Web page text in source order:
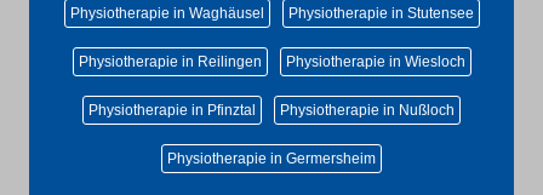
Physiotherapie in Waghäusel Physiotherapie in Stutensee
Physiotherapie in Reilingen Physiotherapie in Wiesloch
Physiotherapie in Pfinztal Physiotherapie in Nußloch
Physiotherapie in Germersheim